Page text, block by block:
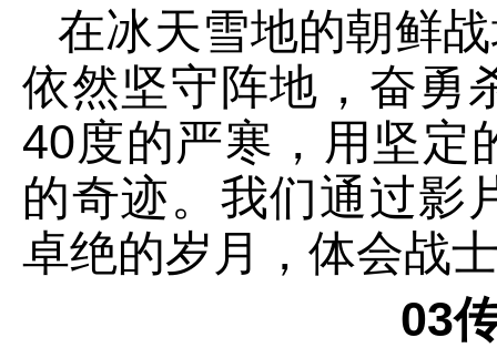
在冰天雪地的朝鲜
依然坚守阵地，奋勇
40度的严寒，用坚定
的奇迹。我们通过影
卓绝的岁月，体会战
03